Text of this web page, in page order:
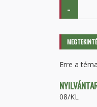
-
Erre a
08/KL